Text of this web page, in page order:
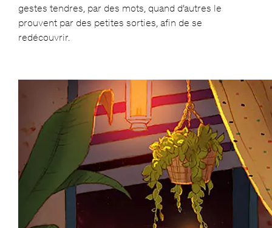
gestes tendres, par des mots, quand d’autres le
prouvent par des petites sorties, afin de se
redécouvrir.